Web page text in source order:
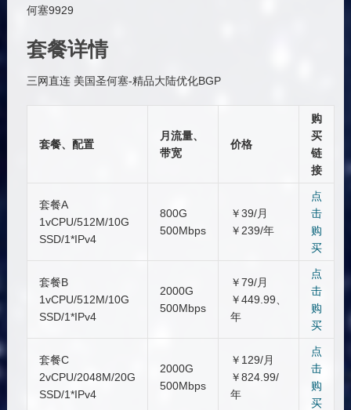
何塞9929
套餐详情
三网直连 美国圣何塞-精品大陆优化BGP
套餐、配置
月流量、
带宽
价格
购
买
链
接
套餐A
1vCPU/512M/10G
SSD/1*IPv4
800G
500Mbps
￥39/月
￥239/年
点
击
购
买
套餐B
1vCPU/512M/10G
SSD/1*IPv4
2000G
500Mbps
￥79/月
￥449.99、
年
点
击
购
买
套餐C
2vCPU/2048M/20G
SSD/1*IPv4
2000G
500Mbps
￥129/月
￥824.99/
年
点
击
购
买